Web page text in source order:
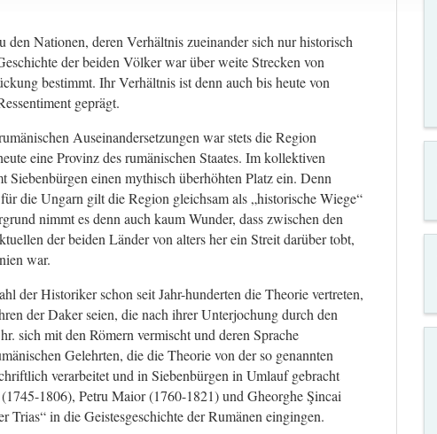
den Nationen, deren Verhältnis zueinander sich nur historisch
der beiden Völker war über weite Strecken von
bestimmt. Ihr Verhältnis ist denn auch bis heute von
geprägt.
Auseinandersetzungen war stets die Region
eine Provinz des rumänischen Staates. Im kollektiven
Siebenbürgen einen mythisch überhöhten Platz ein. Denn
die Ungarn gilt die Region gleichsam als „historische Wiege“
nimmt es denn auch kaum Wunder, dass zwischen den
der beiden Länder von alters her ein Streit darüber tobt,
war.
der Historiker schon seit Jahr-hunderten die Theorie vertreten,
der Daker seien, die nach ihrer Unterjochung durch den
sich mit den Römern vermischt und deren Sprache
Gelehrten, die die Theorie von der so genannten
verarbeitet und in Siebenbürgen in Umlauf gebracht
1806), Petru Maior (1760-1821) und Gheorghe Şincai
Trias“ in die Geistesgeschichte der Rumänen eingingen.